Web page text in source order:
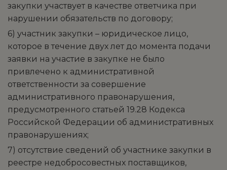
закупки участвует в качестве ответчика при
нарушении обязательств по договору;
6) участник закупки – юридическое лицо,
которое в течение двух лет до момента подачи
заявки на участие в закупке не было
привлечено к административной
ответственности за совершение
административного правонарушения,
предусмотренного статьей 19.28 Кодекса
Российской Федерации об административных
правонарушениях;
7) отсутствие сведений об участнике закупки в
реестре недобросовестных поставщиков,